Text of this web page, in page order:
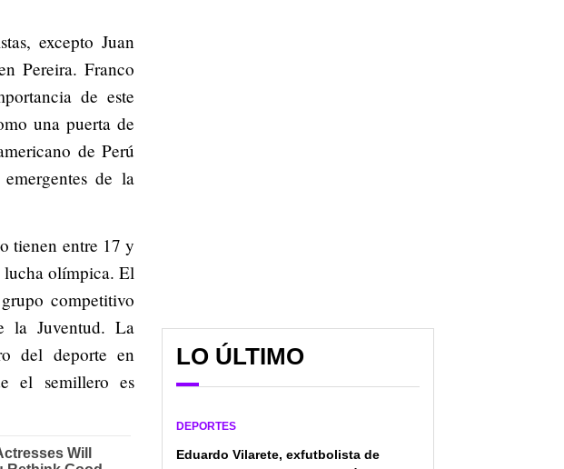
excepto Juan
Pereira. Franco
de este
una puerta de
de Perú
de la
tienen entre 17 y
lucha olímpica. El
competitivo
la Juventud. La
del deporte en
el semillero es
LO ÚLTIMO
DEPORTES
Eduardo Vilarete, exfutbolista de